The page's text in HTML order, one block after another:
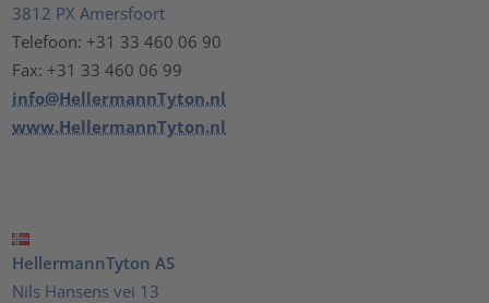
3812 PX Amersfoort
Telefoon: +31 33 460 06 90
Fax: +31 33 460 06 99
info@HellermannTyton.nl
www.HellermannTyton.nl
HellermannTyton AS
Nils Hansens vei 13